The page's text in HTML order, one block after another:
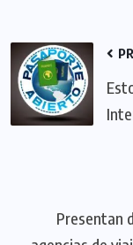
Presentan